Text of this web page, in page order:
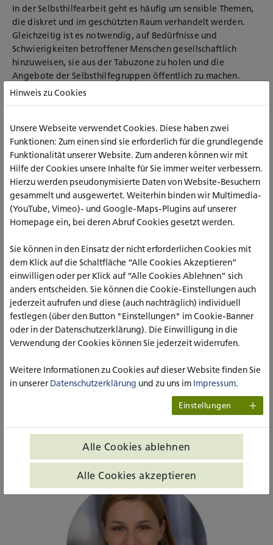
In der Selbsthilfearbeit geht es häufig um sensible Themen,
die diskret und im geschützten Raum verhandelt werden.
Gleichzeitig ist es notwendig, auf Bedürfnisse und
Schwierigkeiten betroffener Menschen gesellschaftlich
hinzuweisen, sie aus der Tabuzone zu holen und die
Angebote der Selbsthilfegruppen öffentlich zu machen.
Kulturelle Veranstaltungen bieten eine Möglichkeit zur
niedrigschwelligen Kontaktaufnahme und sensibilisieren
Krimitage erläutern Pia van Buggenum-Sonnen, Leiterin der
„akis“,und Julia Zeh, Programmplanerin der vhs Aachen, ihr
Konzept.
Pia van Buggenum-Sonnen ist zuständig für die „akis –
Aachener Kontakt- und Informationsstelle für Selbsthilfe“ an
der vsh Aachen. Sie ist Sozialpädagogin und für die
gesundheitliche Selbsthilfeunterstützung
themenübergreifend in der Region Aachen zuständig.
Julia Zeh hat Literaturwissenschaft, Philosophie,
Kulturmanagement und Dramaturgie studiert und ist nach
beruflichen Stationen in verschiedenen Theatern, Festivals
und Museen nun in der vhs Aachen für die Themen Kunst,
Kultur und Philosophie zuständig.
Anmeldung bis 31. August 2026
ZUM GESAMTPROGRAMM
katho-nrw.de/kultursommer
Hinweis zu Cookies
Unsere Webseite verwendet Cookies. Diese haben zwei
Funktionen: Zum einen sind sie erforderlich für die grundlegende
Funktionalität unserer Website. Zum anderen können wir mit
Hilfe der Cookies unsere Inhalte für Sie immer weiter verbessern.
Hierzu werden pseudonymisierte Daten von Website-Besuchern
gesammelt und ausgewertet. Weiterhin binden wir Multimedia-
(YouTube, Vimeo)- und Google-Maps-Plugins auf unserer
Homepage ein, bei deren Abruf Cookies gesetzt werden.
Sie können in den Einsatz der nicht erforderlichen Cookies mit
dem Klick auf die Schaltfläche “Alle Cookies Akzeptieren”
einwilligen oder per Klick auf “Alle Cookies Ablehnen” sich
anders entscheiden. Sie können die Cookie-Einstellungen auch
jederzeit aufrufen und diese (auch nachträglich) individuell
festlegen (über den Button "Einstellungen" im Cookie-Banner
oder in der Datenschutzerklärung). Die Einwilligung in die
Verwendung der Cookies können Sie jederzeit widerrufen.
Weitere Informationen zu Cookies auf dieser Website finden Sie
in unserer Datenschutzerklärung und zu uns im Impressum.
Einstellungen
Alle Cookies ablehnen
Alle Cookies akzeptieren